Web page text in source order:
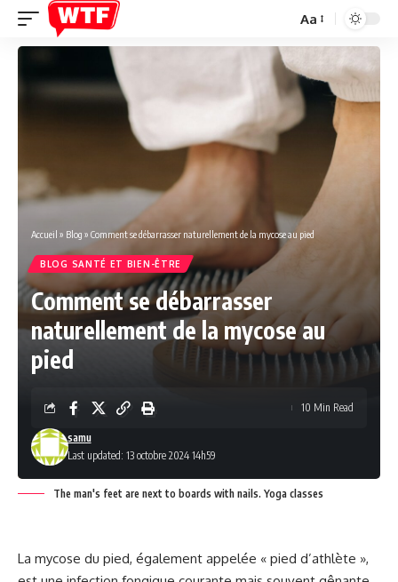
Font
Resizer
Aa
Accueil » Blog » Comment se débarrasser naturellement de la mycose au pied
BLOG SANTÉ ET BIEN-ÊTRE
Comment se débarrasser
naturellement de la mycose au
pied
Last updated: 13 octobre 2024 14h59
samu
10 Min Read
The man's feet are next to boards with nails. Yoga classes
La mycose du pied, également appelée « pied d’athlète »,